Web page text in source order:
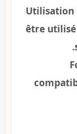
Utilisation
être utilisé